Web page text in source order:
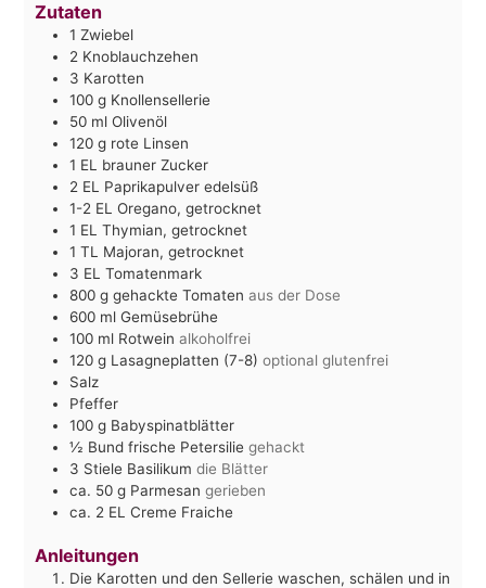
Zutaten
1 Zwiebel
2 Knoblauchzehen
3 Karotten
100 g Knollensellerie
50 ml Olivenöl
120 g rote Linsen
1 EL brauner Zucker
2 EL Paprikapulver edelsüß
1-2 EL Oregano, getrocknet
1 EL Thymian, getrocknet
1 TL Majoran, getrocknet
3 EL Tomatenmark
800 g gehackte Tomaten aus der Dose
600 ml Gemüsebrühe
100 ml Rotwein alkoholfrei
120 g Lasagneplatten (7-8) optional glutenfrei
Salz
Pfeffer
100 g Babyspinatblätter
½ Bund frische Petersilie gehackt
3 Stiele Basilikum die Blätter
ca. 50 g Parmesan gerieben
ca. 2 EL Creme Fraiche
Anleitungen
Die Karotten und den Sellerie waschen, schälen und in